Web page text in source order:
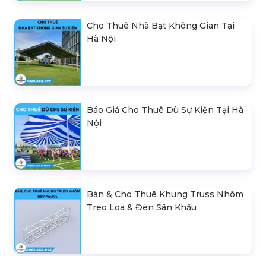
Cho Thuê Nhà Bạt Không Gian Tại
Hà Nội
Báo Giá Cho Thuê Dù Sự Kiện Tại Hà
Nội
Bán & Cho Thuê Khung Truss Nhôm
Treo Loa & Đèn Sân Khấu